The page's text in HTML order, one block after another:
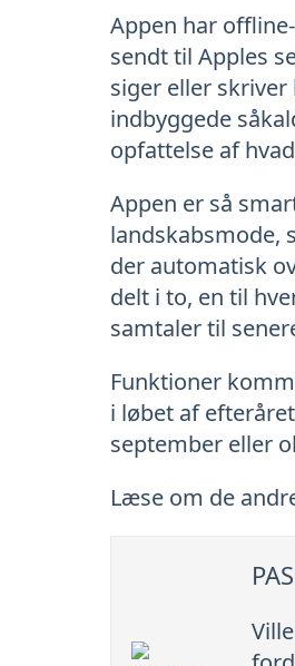
Appen har
sendt til Apples
siger eller
indbyggede
opfattelse af
Appen er så
landskabsmode,
der automatisk
delt i to, en til
samtaler til
Funktioner
i løbet af
september eller
Læse om de